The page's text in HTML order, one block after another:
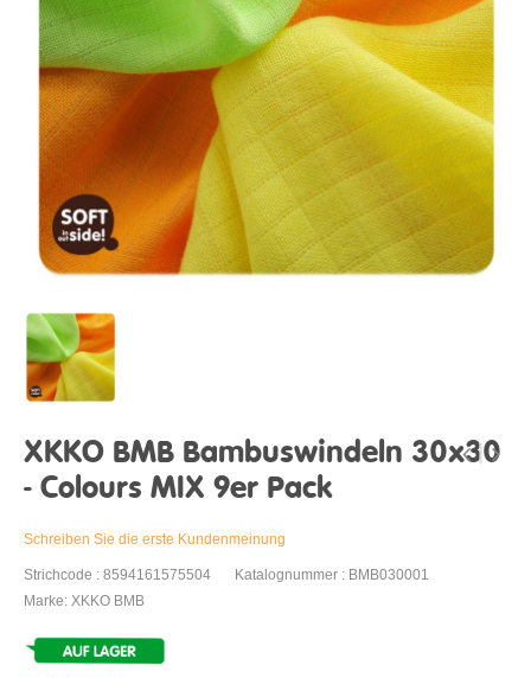
XKKO BMB Bambuswindeln 30x30
- Colours MIX 9er Pack
Schreiben Sie die erste Kundenmeinung
Strichcode : 8594161575504
Katalognummer : BMB030001
Marke: XKKO BMB